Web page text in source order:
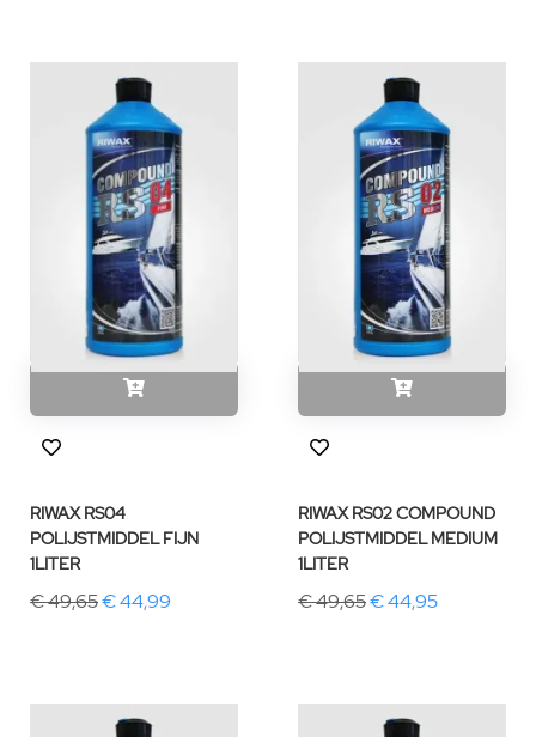
RIWAX RS04
POLIJSTMIDDEL FIJN
1LITER
€ 49,65€ 44,99
RIWAX RS02 COMPOUND
POLIJSTMIDDEL MEDIUM
1LITER
€ 49,65€ 44,95